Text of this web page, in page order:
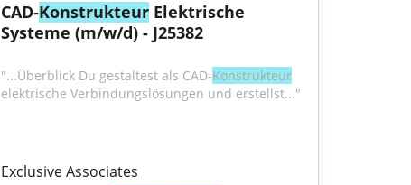
CAD-Konstrukteur Elektrische
Systeme (m/w/d) - J25382
"...Überblick Du gestaltest als CAD-Konstrukteur
elektrische Verbindungslösungen und erstellst..."
Exclusive Associates